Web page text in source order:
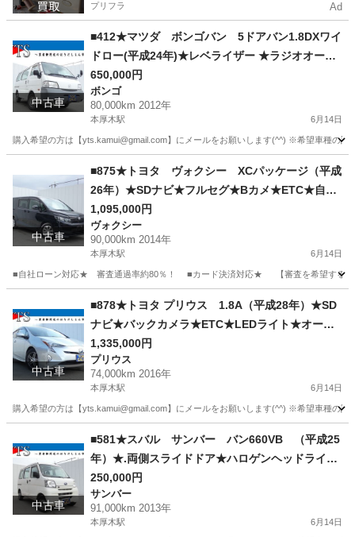
プリフラ Ad
中古車
■412★マツダ ボンゴバン 5ドアバン1.8DXワイ
ドロー(平成24年)★レベライザー ★ラジオオーデ
ィオ★ 鉄チン★自社ローン★金利無し★通過率９
０％★車体だけ販売できる★来店不要で買える★
リモート商談できる★神奈川県厚木市発★業者な
650,000円
ボンゴ
80,000km 2012年
本厚木駅 6月14日
購入希望の方は【yts.kamui@gmail.com】にメールをお願いします(^^) ※希望車種
本厚木駅 ボンゴ
中古車
■875★トヨタ ヴォクシー XCパッケージ（平成
26年）★SDナビ★フルセグ★Bカメ★ETC★自社
ローン★金利無し★通過率９０％★車体だけ販売
できる★来店不要で買える★リモート商談できる
★神奈川県厚木市発★業者なので安心★カスタム
1,095,000円
ヴォクシー
90,000km 2014年
本厚木駅 6月14日
■自社ローン対応★ 審査通過率約80％！ ■カード決済対応★ 【審査を希望する方
本厚木駅 ヴォクシー
中古車
■878★トヨタ プリウス 1.8A（平成28年）★SD
ナビ★バックカメラ★ETC★LEDライト★オート
ライト★フォグ★ステコン★クルコン★社外AW★
自社ローン★金利無し★通過率９０％★車体だけ
販売できる★来店不要で買える★リモート商談で
1,335,000円
プリウス
74,000km 2016年
本厚木駅 6月14日
購入希望の方は【yts.kamui@gmail.com】にメールをお願いします(^^) ※希望車種
本厚木駅 プリウス
中古車
■581★スバル サンバー バン660VB （平成25
年）★.両側スライドドア★ハロゲンヘッドライト
★ヘッドライト★レベライザー★マニュアルエア
コン★ドアバイザー★フロアマット★純正ラジオ
オーディオ★自社ローン★金利無し★通過率９
250,000円
サンバー
91,000km 2013年
本厚木駅 6月14日